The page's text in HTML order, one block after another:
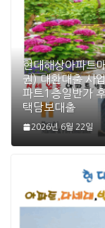
현대해상아파트
권) 대환대출 사
파트1층일반가
택담보대출
2026년 6월 22일